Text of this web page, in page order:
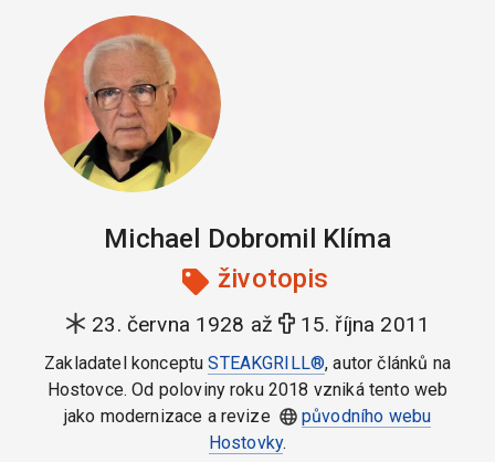
Michael Dobromil Klíma
životopis
23. června 1928 až 15. října 2011
Zakladatel konceptuSTEAKGRILL®, autor článků na
Hostovce. Od poloviny roku 2018 vzniká tento web
jako modernizace a revize
původního webu
Hostovky.